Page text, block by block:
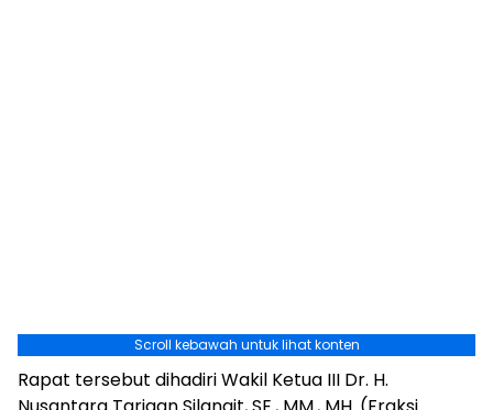
Scroll kebawah untuk lihat konten
Rapat tersebut dihadiri Wakil Ketua III Dr. H.